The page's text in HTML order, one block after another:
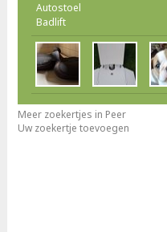
Autostoel
Badlift
Meer zoekertjes in Peer
Uw zoekertje toevoegen